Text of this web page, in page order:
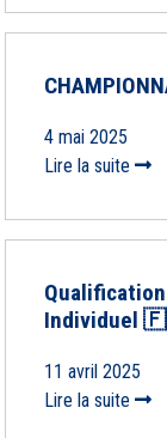
4 mai 2025
Lire la suite
Individuel
11 avril 2025
Lire la suite